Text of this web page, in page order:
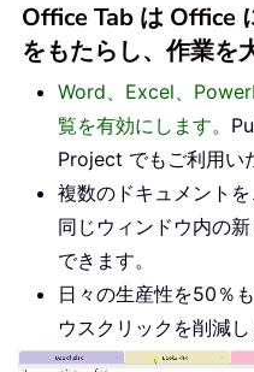
Office Tab は Office
をもたらし、作業を
Word、Excel、
覧を有効にします。
Project でもご利用い
複数のドキュメントを
同じウィンドウ内の
できます。
日々の生産性を50％
ウスクリックを削減し